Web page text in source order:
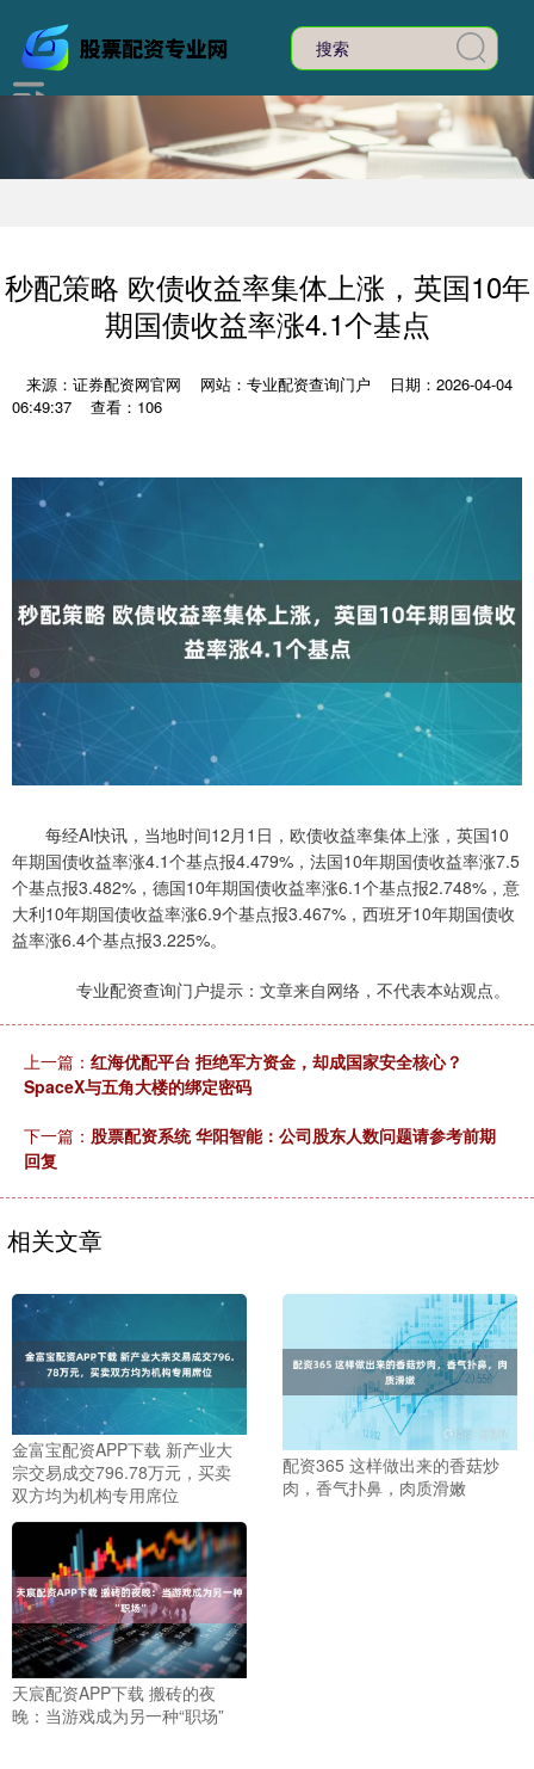
秒配策略 欧债收益率集体上涨，英国10年
期国债收益率涨4.1个基点
来源：证券配资网官网 网站：专业配资查询门户
日期：2026-04-04
06:49:37
查看：106
每经AI快讯，当地时间12月1日，欧债收益率集体上涨，英国10
年期国债收益率涨4.1个基点报4.479%，法国10年期国债收益率涨7.5
个基点报3.482%，德国10年期国债收益率涨6.1个基点报2.748%，意
大利10年期国债收益率涨6.9个基点报3.467%，西班牙10年期国债收
益率涨6.4个基点报3.225%。
专业配资查询门户提示：文章来自网络，不代表本站观点。
上一篇： 红海优配平台 拒绝军方资金，却成国家安全核心？
SpaceX与五角大楼的绑定密码
下一篇： 股票配资系统 华阳智能：公司股东人数问题请参考前期
回复
相关文章
金富宝配资APP下载 新产业大
宗交易成交796.78万元，买卖
双方均为机构专用席位
配资365 这样做出来的香菇炒
肉，香气扑鼻，肉质滑嫩
天宸配资APP下载 搬砖的夜
晚：当游戏成为另一种“职场”